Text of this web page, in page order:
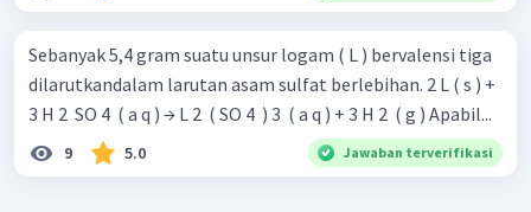
Sebanyak 5,4 gram suatu unsur logam ( L ) bervalensi tiga
dilarutkandalam larutan asam sulfat berlebihan. 2 L ( s ) +
3 H 2 ​ SO 4 ​ ( a q ) → L 2 ​ ( SO 4 ​ ) 3 ​ ( a q ) + 3 H 2 ​ ( g ) Apabil...
9 5.0 Jawaban terverifikasi